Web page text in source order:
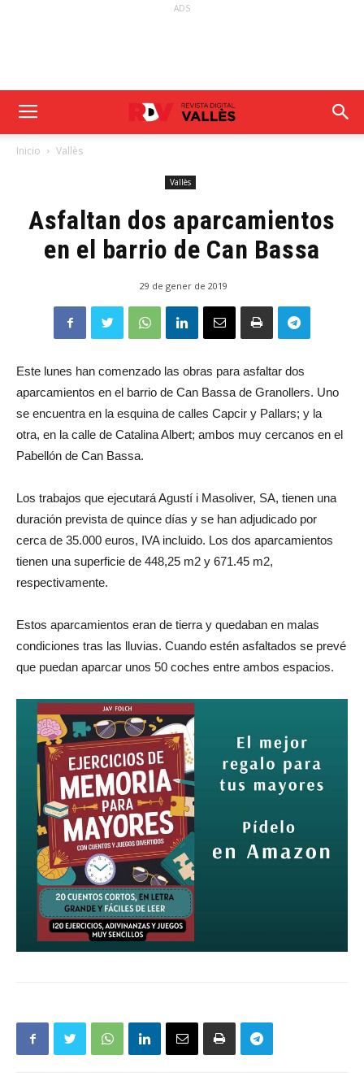
ADS
Inicio Vallès
Vallès
Asfaltan dos aparcamientos
en el barrio de Can Bassa
29 de gener de 2019
Este lunes han comenzado las obras para asfaltar dos
aparcamientos en el barrio de Can Bassa de Granollers. Uno
se encuentra en la esquina de calles Capcir y Pallars; y la
otra, en la calle de Catalina Albert; ambos muy cercanos en el
Pabellón de Can Bassa.
Los trabajos que ejecutará Agustí i Masoliver, SA, tienen una
duración prevista de quince días y se han adjudicado por
cerca de 35.000 euros, IVA incluido. Los dos aparcamientos
tienen una superficie de 448,25 m2 y 671.45 m2,
respectivamente.
Estos aparcamientos eran de tierra y quedaban en malas
condiciones tras las lluvias. Cuando estén asfaltados se prevé
que puedan aparcar unos 50 coches entre ambos espacios.